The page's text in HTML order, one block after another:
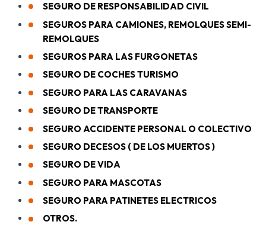
SEGURO DE RESPONSABILIDAD CIVIL
SEGUROS PARA CAMIONES, REMOLQUES SEMI-
REMOLQUES
SEGUROS PARA LAS FURGONETAS
SEGURO DE COCHES TURISMO
SEGURO PARA LAS CARAVANAS
SEGURO DE TRANSPORTE
SEGURO ACCIDENTE PERSONAL O COLECTIVO
SEGURO DECESOS ( DE LOS MUERTOS )
SEGURO DE VIDA
SEGURO PARA MASCOTAS
SEGURO PARA PATINETES ELECTRICOS
OTROS.